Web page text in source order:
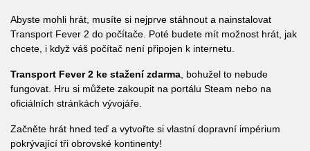
Abyste mohli hrát, musíte si nejprve stáhnout a nainstalovat
Transport Fever 2 do počítače. Poté budete mít možnost hrát, jak
chcete, i když váš počítač není připojen k internetu.
Transport Fever 2 ke stažení zdarma , bohužel to nebude
fungovat. Hru si můžete zakoupit na portálu Steam nebo na
oficiálních stránkách vývojáře.
Začněte hrát hned teď a vytvořte si vlastní dopravní impérium
pokrývající tři obrovské kontinenty!